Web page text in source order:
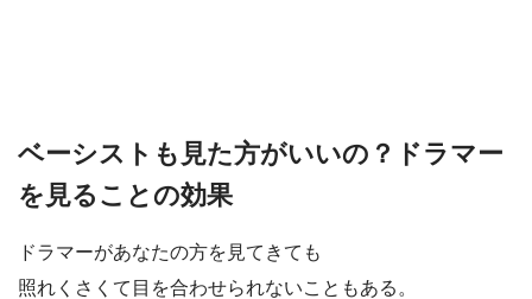
ベーシストも見た方がいいの？ドラマー
を見ることの効果
ドラマーがあなたの方を見てきても
照れくさくて目を合わせられないこともある。